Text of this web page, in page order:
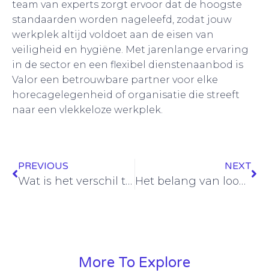
team van experts zorgt ervoor dat de hoogste
standaarden worden nageleefd, zodat jouw
werkplek altijd voldoet aan de eisen van
veiligheid en hygiëne. Met jarenlange ervaring
in de sector en een flexibel dienstenaanbod is
Valor een betrouwbare partner voor elke
horecagelegenheid of organisatie die streeft
naar een vlekkeloze werkplek.
PREVIOUS
Wat is het verschil tussen een financial controller en een business controller?
NEXT
Het belang van loopbaanbegeleiding in een veranderende arbeidsmarkt
More To Explore